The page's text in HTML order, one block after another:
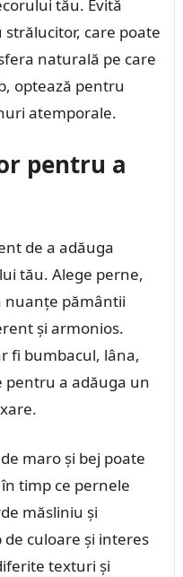
tău. Evită
care poate
naturală pe care
optează pentru
atemporale.
pentru a
de a adăuga
tău. Alege perne,
nuanțe pământii
și armonios.
fi bumbacul, lâna,
pentru a adăuga un
maro și bej poate
timp ce pernele
măsliniu și
culoare și interes
texturi și